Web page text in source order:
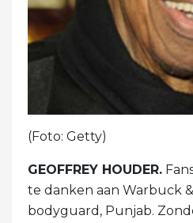
(Foto: Getty)
GEOFFREY HOUDER.
te danken aan Warbuck &
bodyguard, Punjab.